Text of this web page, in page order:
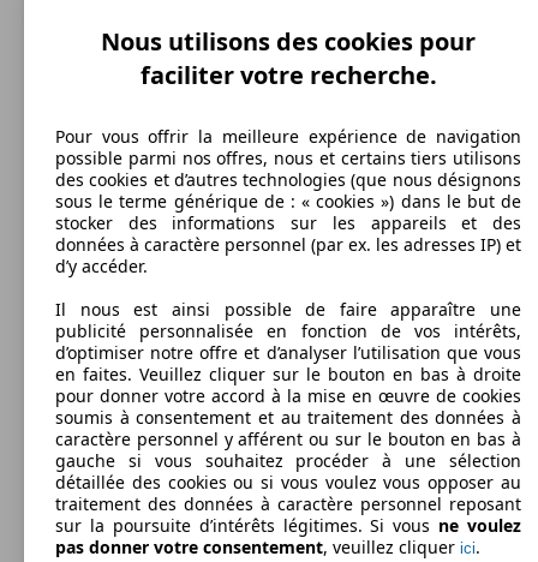
187 km/h
Vitesse maximale
Diesel
Carburant
113 g/km
Émissions de CO2 (combinées)*
Ø 4.3 l/100km
Consommation
Nous utilisons des cookies pour
faciliter votre recherche.
Pour vous offrir la meilleure expérience de navigation
possible parmi nos offres, nous et certains tiers utilisons
des cookies et d’autres technologies (que nous désignons
sous le terme générique de : « cookies ») dans le but de
stocker des informations sur les appareils et des
données à caractère personnel (par ex. les adresses IP) et
d’y accéder.
Il nous est ainsi possible de faire apparaître une
publicité personnalisée en fonction de vos intérêts,
d’optimiser notre offre et d’analyser l’utilisation que vous
en faites. Veuillez cliquer sur le bouton en bas à droite
pour donner votre accord à la mise en œuvre de cookies
soumis à consentement et au traitement des données à
caractère personnel y afférent ou sur le bouton en bas à
gauche si vous souhaitez procéder à une sélection
détaillée des cookies ou si vous voulez vous opposer au
traitement des données à caractère personnel reposant
sur la poursuite d’intérêts légitimes. Si vous ne voulez
pas donner votre consentement, veuillez cliquer ici.